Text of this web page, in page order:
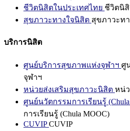
ชีวิตนิสิตในประเทศไทย ชีวิตนิสิ
สุขภาวะทางใจนิสิต สุขภาวะท
บริการนิสิต
ศูนย์บริการสุขภาพแห่งจุฬาฯ ศู
จุฬาฯ
หน่วยส่งเสริมสุขภาวะนิสิต หน่
ศูนย์นวัตกรรมการเรียนรู้
การเรียนรู้ (Chula MOOC)
CUVIPCUVIP